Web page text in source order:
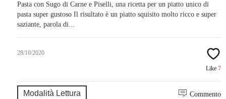
Pasta con Sugo di Carne e Piselli, una ricetta per un piatto unico di
pasta super gustoso Il risultato è un piatto squisito molto ricco e super
saziante, parola di...
28/10/2020
Like 7
Modalità Lettura Commento